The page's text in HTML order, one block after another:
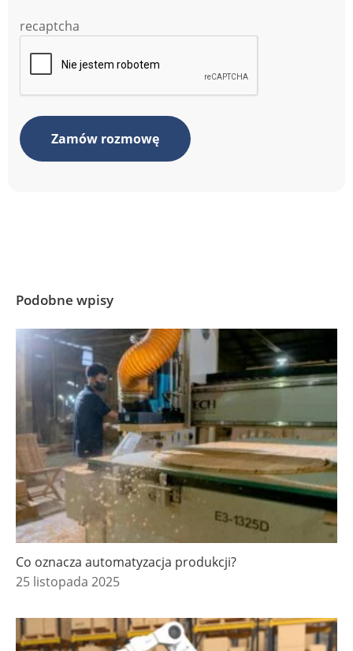
recaptcha
Podobne wpisy
Co oznacza automatyzacja produkcji?
25 listopada 2025